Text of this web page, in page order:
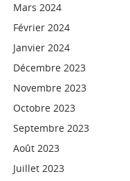
Mars 2024
Février 2024
Janvier 2024
Décembre 2023
Novembre 2023
Octobre 2023
Septembre 2023
Août 2023
Juillet 2023